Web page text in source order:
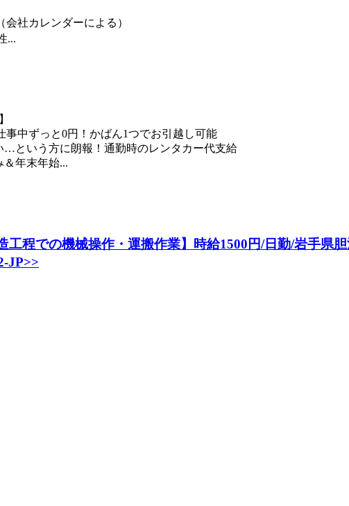
社カレンダーによる）
...
事中ずっと0円！かばん1つでお引越し可能
…という方に朗報！通勤時のレンタカー代支給
＆年末年始...
工程での機械操作・運搬作業】時給1500円/日勤/岩手
JP>>